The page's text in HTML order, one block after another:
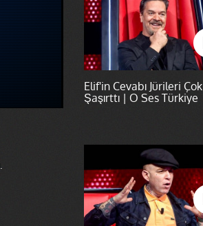
Elif'in Cevabı Jürileri Çok
Şaşırttı | O Ses Türkiye